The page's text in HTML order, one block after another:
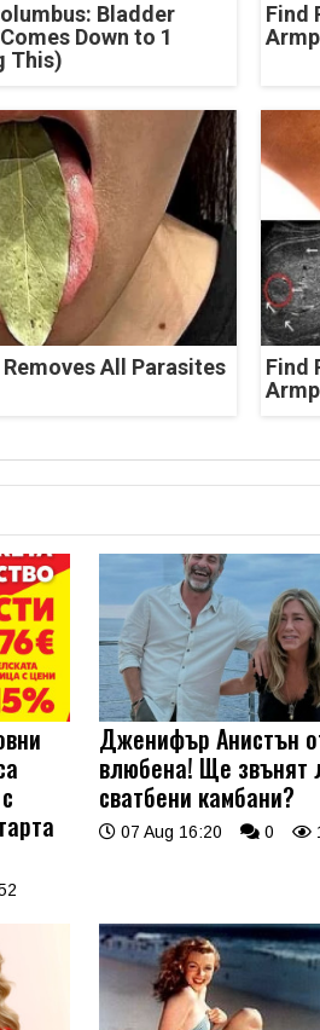
Bladder
Down to 1
This)
Find
All Parasites
Find
Дженифър Анистън
влюбена! Ще звънят
сватбени камбани?
07 Aug 16:20 0